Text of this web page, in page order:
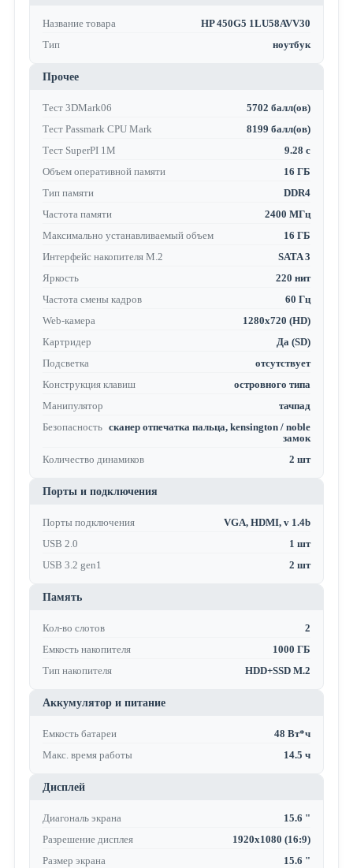
Название товара
HP 450G5 1LU58AVV30
Тип
ноутбук
Прочее
Тест 3DMark06
5702 балл(ов)
Тест Passmark CPU Mark
8199 балл(ов)
Тест SuperPI 1M
9.28 с
Объем оперативной памяти
16 ГБ
Тип памяти
DDR4
Частота памяти
2400 МГц
Максимально устанавливаемый объем
16 ГБ
Интерфейс накопителя M.2
SATA 3
Яркость
220 нит
Частота смены кадров
60 Гц
Web-камера
1280x720 (HD)
Картридер
Да (SD)
Подсветка
отсутствует
Конструкция клавиш
островного типа
Манипулятор
тачпад
Безопасность сканер отпечатка пальца, kensington / noble
замок
Количество динамиков
2 шт
Порты и подключения
Порты подключения
VGA, HDMI, v 1.4b
USB 2.0
1 шт
USB 3.2 gen1
2 шт
Память
Кол-во слотов
2
Емкость накопителя
1000 ГБ
Тип накопителя
HDD+SSD M.2
Аккумулятор и питание
Емкость батареи
48 Вт*ч
Макс. время работы
14.5 ч
Дисплей
Диагональ экрана
15.6 "
Разрешение дисплея
1920x1080 (16:9)
Размер экрана
15.6 "